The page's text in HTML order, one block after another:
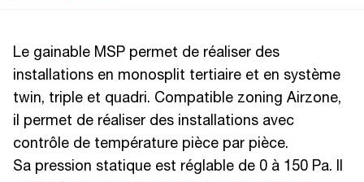
Le gainable MSP permet de réaliser des
installations en monosplit tertiaire et en système
twin, triple et quadri. Compatible zoning Airzone,
il permet de réaliser des installations avec
contrôle de température pièce par pièce.
Sa pression statique est réglable de 0 à 150 Pa. Il